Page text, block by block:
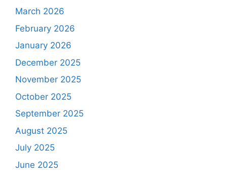
March 2026
February 2026
January 2026
December 2025
November 2025
October 2025
September 2025
August 2025
July 2025
June 2025